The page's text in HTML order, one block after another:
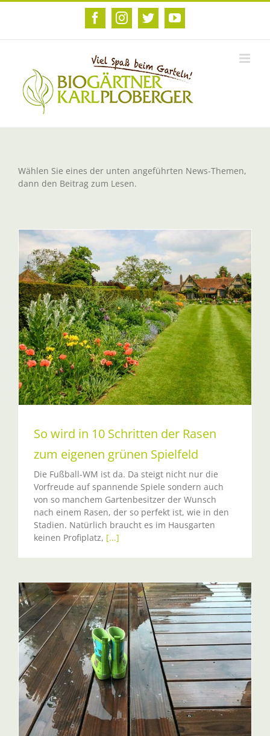
Zum
FacebookInstagram
TwitterYouTube
Wählen Sie eines der unten angeführten News-Themen,
dann den Beitrag zum Lesen.
So wird in 10 Schritten der Rasen
zum eigenen grünen Spielfeld
Die Fußball-WM ist da. Da steigt nicht nur die
Vorfreude auf spannende Spiele sondern auch
von so manchem Gartenbesitzer der Wunsch
nach einem Rasen, der so perfekt ist, wie in den
Stadien. Natürlich braucht es im Hausgarten
keinen Profiplatz, [...]